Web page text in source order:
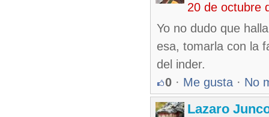
20 de octubre
Yo no dudo que
esa, tomarla con la
del inder.
0 · Me gusta · No
Lazaro